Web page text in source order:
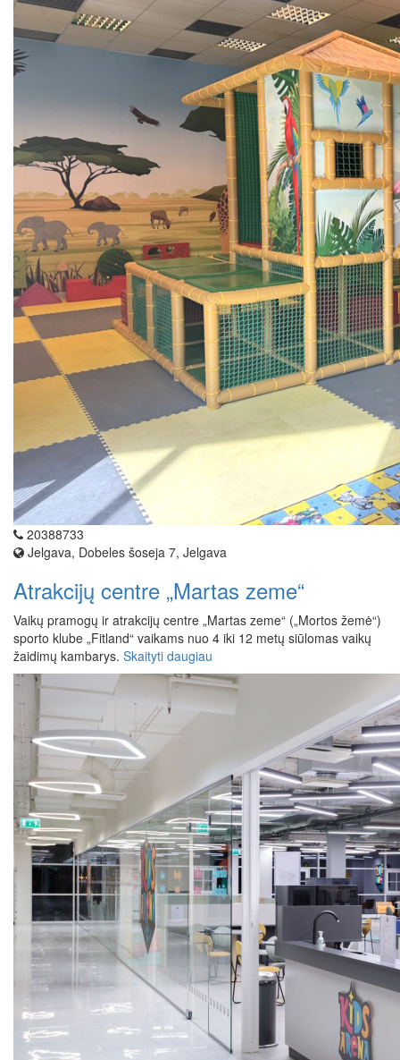
20388733
Jelgava, Dobeles šoseja 7, Jelgava
Atrakcijų centre „Martas zeme“
Vaikų pramogų ir atrakcijų centre „Martas zeme“ („Mortos žemė“)
sporto klube „Fitland“ vaikams nuo 4 iki 12 metų siūlomas vaikų
žaidimų kambarys. Skaityti daugiau